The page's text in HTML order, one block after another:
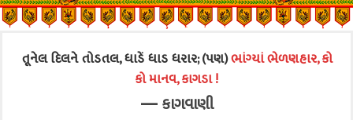
તૂનેલ દિલને તોડતલ, ધાડેં ધાડ ધરાર; (પણ)ભાંગ્યાં ભેળણહાર, કો
કો માનવ, કાગડા !
—કાગવાણી